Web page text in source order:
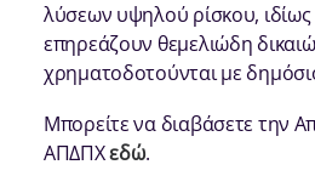
λύσεων υψηλού ρίσκου,
επηρεάζουν θεμελιώδη
χρηματοδοτούνται με
Μπορείτε να διαβάσετε την
ΑΠΔΠΧεδώ.